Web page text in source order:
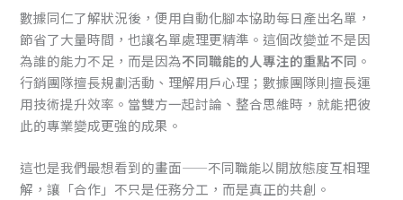
數據同仁了解狀況後，便用自動化腳本協助每日產出名單，
節省了大量時間，也讓名單處理更精準。這個改變並不是因
為誰的能力不足，而是因為不同職能的人專注的重點不同 。
行銷團隊擅長規劃活動、理解用戶心理；數據團隊則擅長運
用技術提升效率。當雙方一起討論、整合思維時，就能把彼
此的專業變成更強的成果。
這也是我們最想看到的畫面——不同職能以開放態度互相理
解，讓「合作」不只是任務分工，而是真正的共創。